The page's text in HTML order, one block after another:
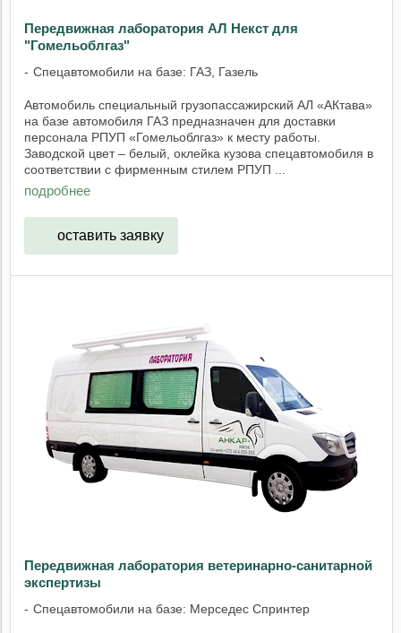
Передвижная лаборатория АЛ Некст для
"Гомельоблгаз"
Спецавтомобили на базе: ГАЗ, Газель
Автомобиль специальный грузопассажирский АЛ «АКтава»
на базе автомобиля ГАЗ предназначен для доставки
персонала РПУП «Гомельоблгаз» к месту работы.
Заводской цвет – белый, оклейка кузова спецавтомобиля в
соответствии с фирменным стилем РПУП ...
подробнее
оставить заявку
Передвижная лаборатория ветеринарно-санитарной
экспертизы
Спецавтомобили на базе: Мерседес Спринтер